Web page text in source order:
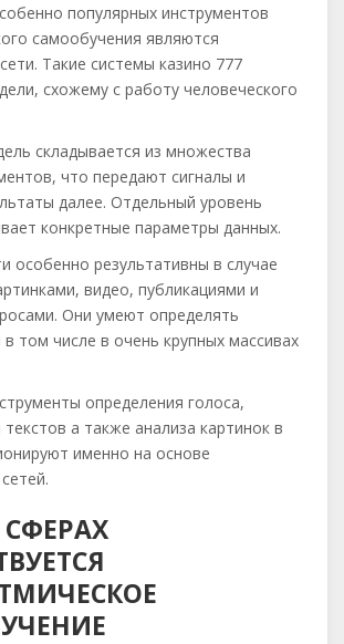
популярных инструментов
самообучения являются
Такие системы казино 777
схожему с работу человеческого
складывается из множества
что передают сигналы и
далее. Отдельный уровень
конкретные параметры данных.
особенно результативны в случае
видео, публикациями и
Они умеют определять
том числе в очень крупных массивах
определения голоса,
а также анализа картинок в
именно на основе